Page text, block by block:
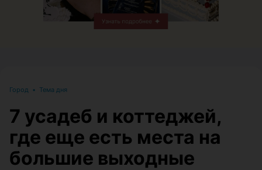
Город • Тема дня
7 усадеб и коттеджей,
где еще есть места на
большие выходные